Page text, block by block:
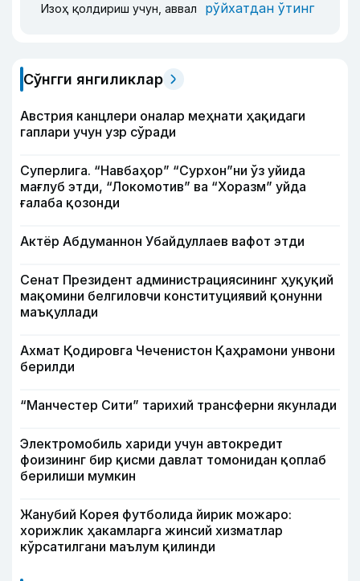
Изоҳ қолдириш учун, аввал рўйхатдан ўтинг
Сўнгги янгиликлар
Австрия канцлери оналар меҳнати ҳақидаги
гаплари учун узр сўради
Суперлига. “Навбаҳор” “Сурхон”ни ўз уйида
мағлуб этди, “Локомотив” ва “Хоразм” уйда
ғалаба қозонди
Актёр Абду­маннон Убайдуллаев вафот этди
Сенат Президент администрациясининг ҳуқуқий
мақомини белгиловчи конституциявий қонунни
маъқуллади
Ахмат Қодировга Чеченистон Қаҳрамони унвони
берилди
“Манчестер Сити” тарихий трансферни якунлади
Электромобиль хариди учун автокредит
фоизининг бир қисми давлат томонидан қоплаб
берилиши мумкин
Жанубий Корея футболида йирик можаро:
хорижлик ҳакамларга жинсий хизматлар
кўрсатилгани маълум қилинди